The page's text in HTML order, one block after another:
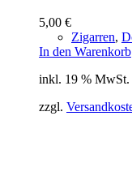
5,00 €
Zigarren,
In den Warenkorb
inkl. 19 % MwSt.
zzgl.